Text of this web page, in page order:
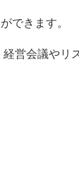
できます。
営会議や